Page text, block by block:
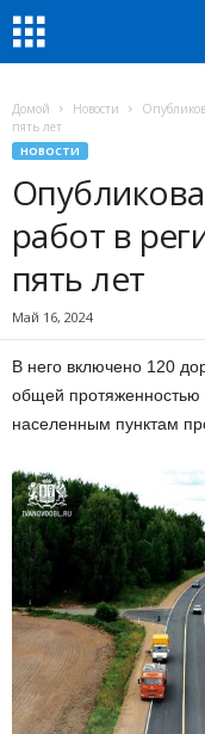
Домой Новости
пять лет
НОВОСТИ
работ в
пять лет
Май 16, 2024
В него включено 120
общей
населенным пунктам